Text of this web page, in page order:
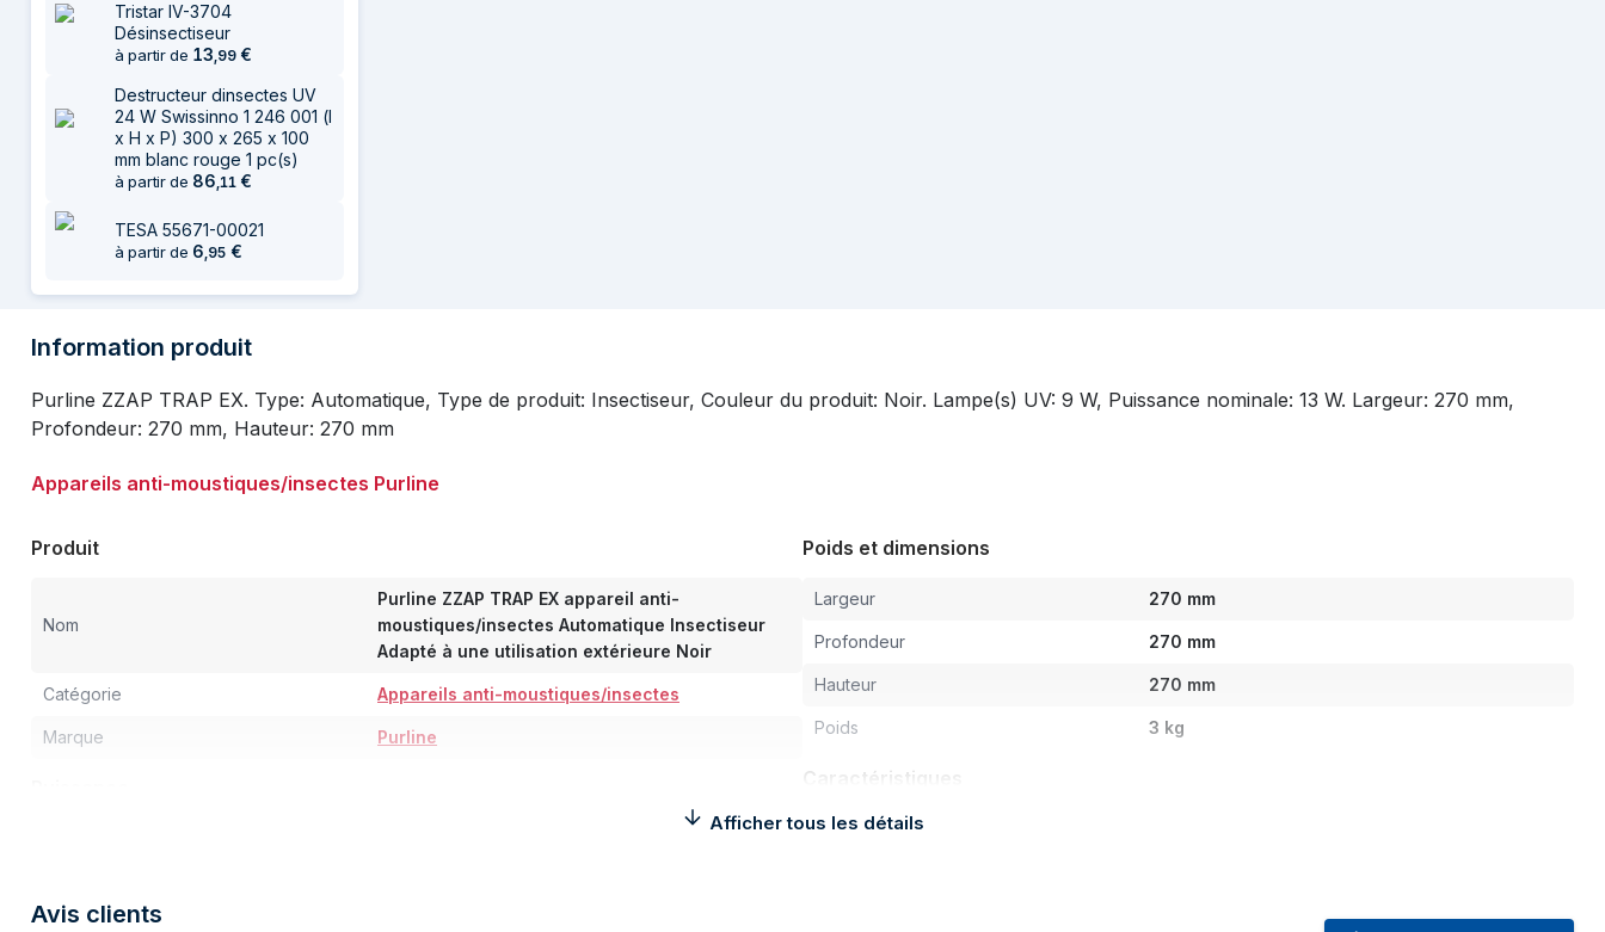
Tristar IV-3704
Désinsectiseur
à partir de 13,99 €
Destructeur dinsectes UV
24 W Swissinno 1 246 001 (l
x H x P) 300 x 265 x 100
mm blanc rouge 1 pc(s)
à partir de 86,11 €
TESA 55671-00021
à partir de 6,95 €
Information produit
Purline ZZAP TRAP EX. Type: Automatique, Type de produit: Insectiseur, Couleur du produit: Noir. Lampe(s) UV: 9 W, Puissance nominale: 13 W. Largeur: 270 mm,
Profondeur: 270 mm, Hauteur: 270 mm
Appareils anti-moustiques/insectes Purline
Produit
Nom
Purline ZZAP TRAP EX appareil anti-
moustiques/insectes Automatique Insectiseur
Adapté à une utilisation extérieure Noir
Catégorie Appareils anti-moustiques/insectes
Marque Purline
Poids et dimensions
Largeur 270 mm
Profondeur 270 mm
Hauteur 270 mm
Poids 3 kg
Caractéristiques
Type
Afficher tous les détails
Avis clients